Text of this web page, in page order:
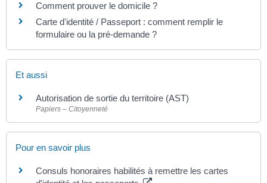
Comment prouver le domicile ?
Carte d'identité / Passeport : comment remplir le
formulaire ou la pré-demande ?
Et aussi
Autorisation de sortie du territoire (AST)
Papiers – Citoyenneté
Pour en savoir plus
Consuls honoraires habilités à remettre les cartes